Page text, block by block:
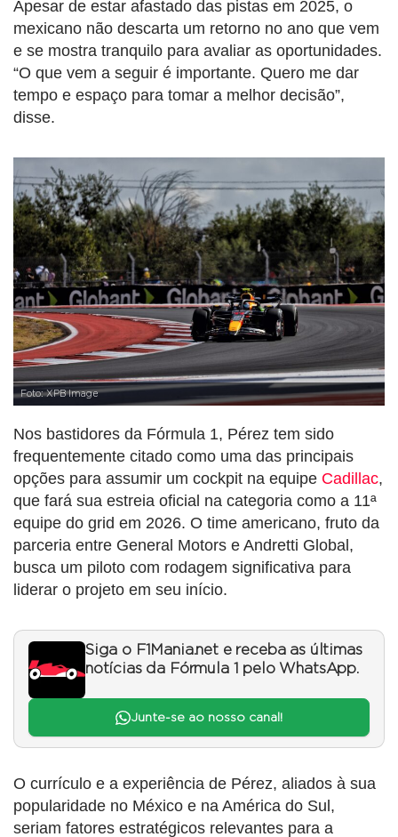
Apesar de estar afastado das pistas em 2025, o
mexicano não descarta um retorno no ano que vem
e se mostra tranquilo para avaliar as oportunidades.
“O que vem a seguir é importante. Quero me dar
tempo e espaço para tomar a melhor decisão”,
disse.
Foto: XPB Image
Nos bastidores da Fórmula 1, Pérez tem sido
frequentemente citado como uma das principais
opções para assumir um cockpit na equipe Cadillac,
que fará sua estreia oficial na categoria como a 11ª
equipe do grid em 2026. O time americano, fruto da
parceria entre General Motors e Andretti Global,
busca um piloto com rodagem significativa para
liderar o projeto em seu início.
Siga o F1Mania.net e receba as últimas
notícias da Fórmula 1 pelo WhatsApp.
Junte-se ao nosso canal!
O currículo e a experiência de Pérez, aliados à sua
popularidade no México e na América do Sul,
seriam fatores estratégicos relevantes para a